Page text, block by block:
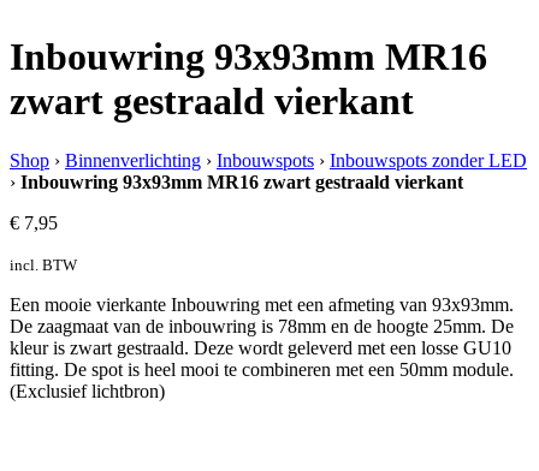
Inbouwring 93x93mm MR16
zwart gestraald vierkant
Shop › Binnenverlichting › Inbouwspots › Inbouwspots zonder LED
› Inbouwring 93x93mm MR16 zwart gestraald vierkant
€ 7,95
incl. BTW
Een mooie vierkante Inbouwring met een afmeting van 93x93mm.
De zaagmaat van de inbouwring is 78mm en de hoogte 25mm. De
kleur is zwart gestraald. Deze wordt geleverd met een losse GU10
fitting. De spot is heel mooi te combineren met een 50mm module.
(Exclusief lichtbron)